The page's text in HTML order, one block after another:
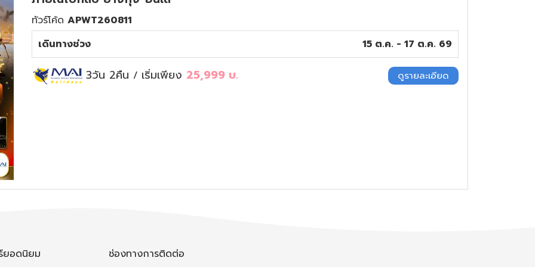
ทัวร์โค้ด APWT260811
เดินทางช่วง
15 ต.ค. - 17 ต.ค. 69
3วัน 2คืน / เริ่มเพียง 25,999 บ. ดูรายละเอียด
ยอดนิยม ช่องทางการติดต่อ